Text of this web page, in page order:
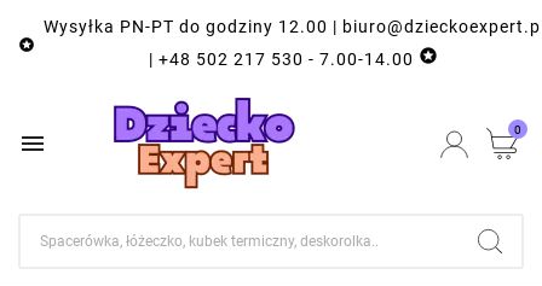

Wysyłka PN-PT do godziny 12.00 |
| +48 502 217 530 - 7.00-14.00 
 0